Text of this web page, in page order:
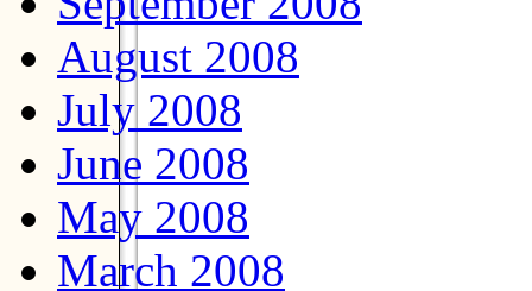
August 2008
July 2008
June 2008
May 2008
March 2008